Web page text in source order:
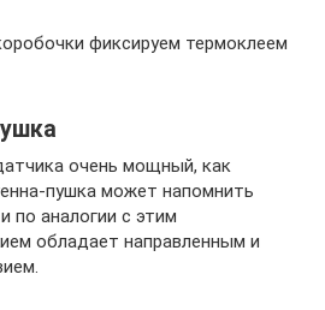
фиксируем термоклеем
очень мощный, как
пушка может напомнить
по аналогии с этим
обладает направленным и